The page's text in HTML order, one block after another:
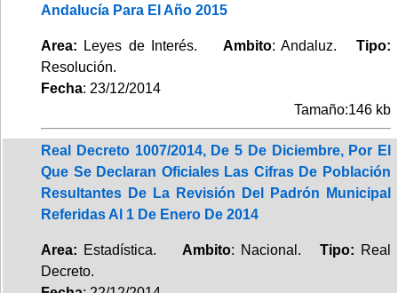
Andalucía Para El Año 2015
Area: Leyes de Interés. Ambito: Andaluz.Tipo:
Resolución.
Fecha: 23/12/2014
Tamaño:146 kb
Real Decreto 1007/2014, De 5 De Diciembre, Por El
Que Se Declaran Oficiales Las Cifras De Población
Resultantes De La Revisión Del Padrón Municipal
Referidas Al 1 De Enero De 2014
Area: Estadística. Ambito: Nacional. Tipo: Real
Decreto.